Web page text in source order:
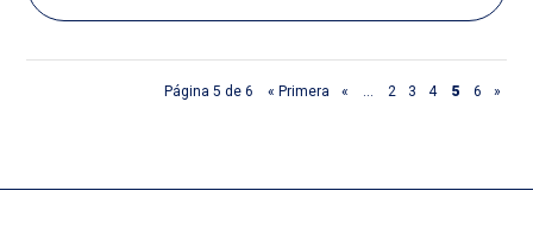
Página 5 de 6 « Primera « ... 2 3 4 5 6 »